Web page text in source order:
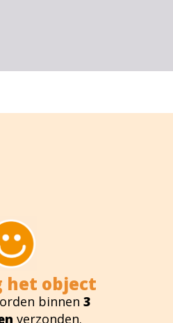
het object
binnen 3
verzonden.